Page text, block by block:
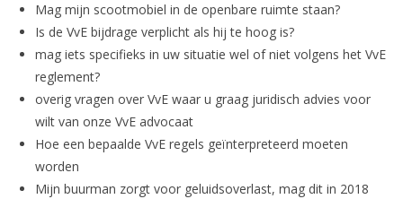
Mag mijn scootmobiel in de openbare ruimte staan?
Is de VvE bijdrage verplicht als hij te hoog is?
mag iets specifieks in uw situatie wel of niet volgens het VvE
reglement?
overig vragen over VvE waar u graag juridisch advies voor
wilt van onze VvE advocaat
Hoe een bepaalde VvE regels geïnterpreteerd moeten
worden
Mijn buurman zorgt voor geluidsoverlast, mag dit in 2018